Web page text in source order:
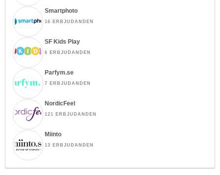
Smartphoto
16 ERBJUDANDEN
SF Kids Play
6 ERBJUDANDEN
Parfym.se
7 ERBJUDANDEN
NordicFeel
121 ERBJUDANDEN
Miinto
13 ERBJUDANDEN